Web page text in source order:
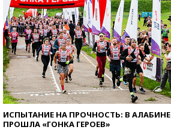
ИСПЫТАНИЕ НА ПРОЧНОСТЬ: В АЛАБИНЕ
ПРОШЛА «ГОНКА ГЕРОЕВ»